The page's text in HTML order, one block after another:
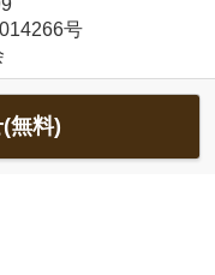
号
無料)